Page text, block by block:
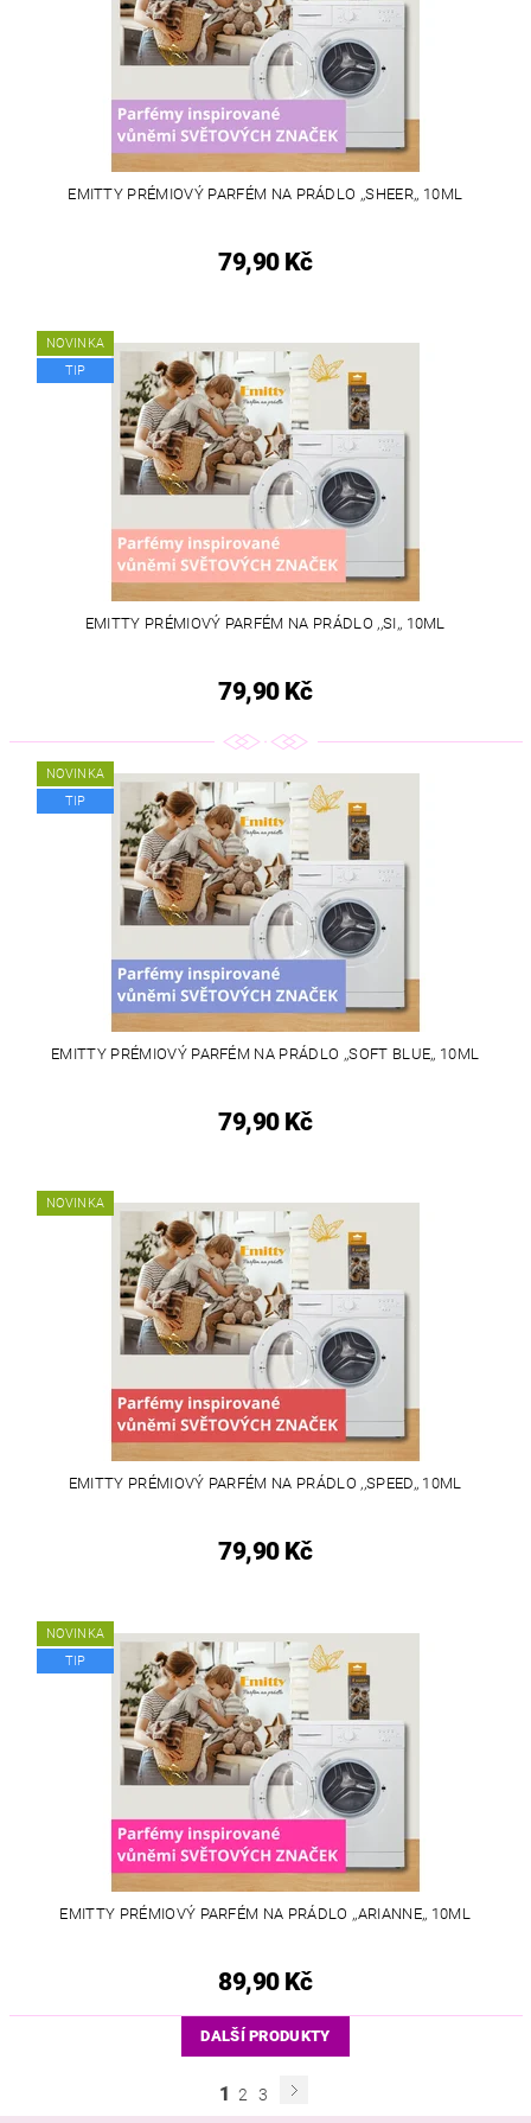
EMITTY PRÉMIOVÝ PARFÉM NA PRÁDLO ,,SHEER,, 10ML
79,90 Kč
NOVINKA
TIP
EMITTY PRÉMIOVÝ PARFÉM NA PRÁDLO ,,SI,, 10ML
79,90 Kč
NOVINKA
TIP
EMITTY PRÉMIOVÝ PARFÉM NA PRÁDLO ,,SOFT BLUE,, 10ML
79,90 Kč
NOVINKA
EMITTY PRÉMIOVÝ PARFÉM NA PRÁDLO ,,SPEED,, 10ML
79,90 Kč
NOVINKA
TIP
EMITTY PRÉMIOVÝ PARFÉM NA PRÁDLO ,,ARIANNE,, 10ML
89,90 Kč
DALŠÍ PRODUKTY
1 2 3